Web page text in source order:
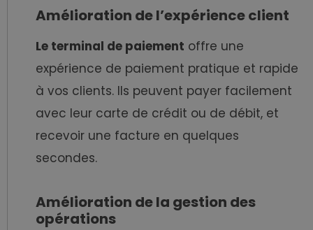
Amélioration de l’expérience client
Le terminal de paiement offre une
expérience de paiement pratique et rapide
à vos clients. Ils peuvent payer facilement
avec leur carte de crédit ou de débit, et
recevoir une facture en quelques
secondes.
Amélioration de la gestion des
opérations